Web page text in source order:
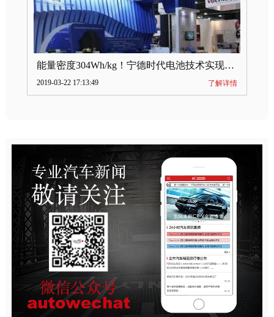
能量密度304Wh/kg！宁德时代电池技术实现突破
2019-03-22 17:13:49 了解详情